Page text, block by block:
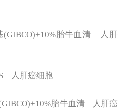
(GIBCO)+10%胎牛血清 人肝
人肝癌细胞
胎牛血清 人肝癌